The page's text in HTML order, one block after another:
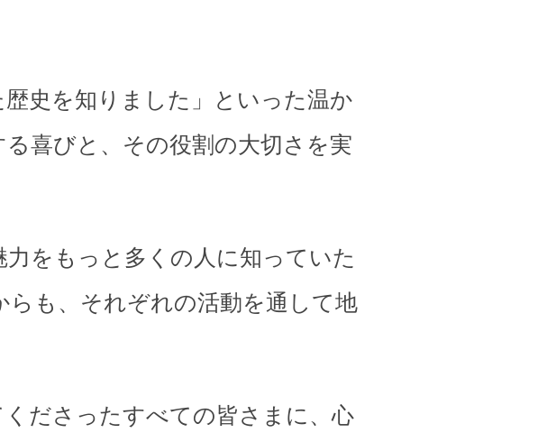
史を知りました」といった温か
喜びと、その役割の大切さを実
をもっと多くの人に知っていた
も、それぞれの活動を通して地
ださったすべての皆さまに、心